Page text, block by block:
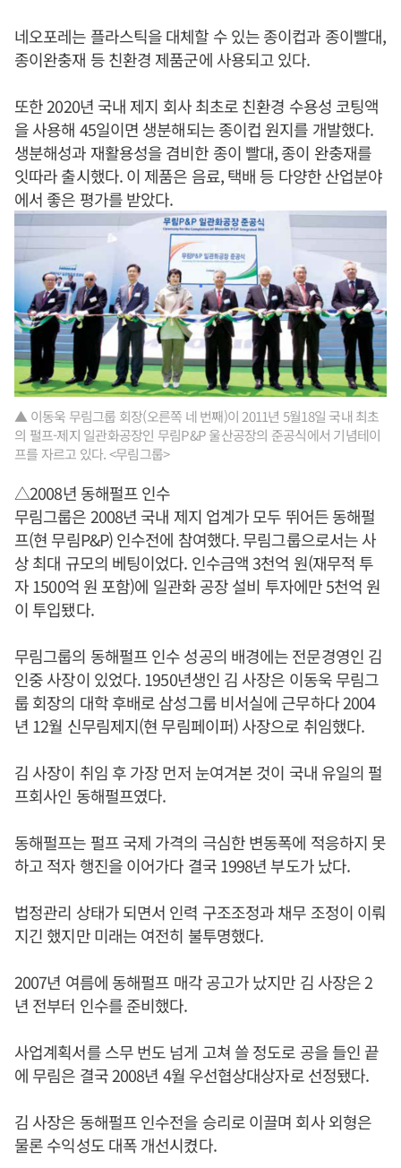
네오포레는 플라스틱을 대체할 수 있는 종이컵과 종이빨대,
종이완충재 등 친환경 제품군에 사용되고 있다.
또한 2020년 국내 제지 회사 최초로 친환경 수용성 코팅액
을 사용해 45일이면 생분해되는 종이컵 원지를 개발했다.
생분해성과 재활용성을 겸비한 종이 빨대, 종이 완충재를
잇따라 출시했다. 이 제품은 음료, 택배 등 다양한 산업분야
에서 좋은 평가를 받았다.
▲ 이동욱 무림그룹 회장(오른쪽 네 번째)이 2011년 5월18일 국내 최초
의 펄프-제지 일관화공장인 무림P&P 울산공장의 준공식에서 기념테이
프를 자르고 있다. <무림그룹>
△2008년 동해펄프 인수
무림그룹은 2008년 국내 제지 업계가 모두 뛰어든 동해펄
프(현 무림P&P) 인수전에 참여했다. 무림그룹으로서는 사
상 최대 규모의 베팅이었다. 인수금액 3천억 원(재무적 투
자 1500억 원 포함)에 일관화 공장 설비 투자에만 5천억 원
이 투입됐다.
무림그룹의 동해펄프 인수 성공의 배경에는 전문경영인 김
인중 사장이 있었다. 1950년생인 김 사장은 이동욱 무림그
룹 회장의 대학 후배로 삼성그룹 비서실에 근무하다 2004
년 12월 신무림제지(현 무림페이퍼) 사장으로 취임했다.
김 사장이 취임 후 가장 먼저 눈여겨본 것이 국내 유일의 펄
프회사인 동해펄프였다.
동해펄프는 펄프 국제 가격의 극심한 변동폭에 적응하지 못
하고 적자 행진을 이어가다 결국 1998년 부도가 났다.
법정관리 상태가 되면서 인력 구조조정과 채무 조정이 이뤄
지긴 했지만 미래는 여전히 불투명했다.
2007년 여름에 동해펄프 매각 공고가 났지만 김 사장은 2
년 전부터 인수를 준비했다.
사업계획서를 스무 번도 넘게 고쳐 쓸 정도로 공을 들인 끝
에 무림은 결국 2008년 4월 우선협상대상자로 선정됐다.
김 사장은 동해펄프 인수전을 승리로 이끌며 회사 외형은
물론 수익성도 대폭 개선시켰다.